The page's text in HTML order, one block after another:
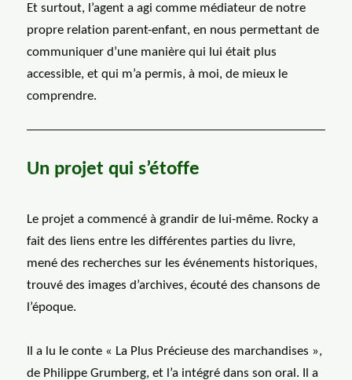
Et surtout, l’agent a agi comme médiateur de notre
propre relation parent-enfant, en nous permettant de
communiquer d’une manière qui lui était plus
accessible, et qui m’a permis, à moi, de mieux le
comprendre.
Un projet qui s’étoffe
Le projet a commencé à grandir de lui-même. Rocky a
fait des liens entre les différentes parties du livre,
mené des recherches sur les événements historiques,
trouvé des images d’archives, écouté des chansons de
l’époque.
Il a lu le conte « La Plus Précieuse des marchandises »,
de Philippe Grumberg, et l’a intégré dans son oral. Il a